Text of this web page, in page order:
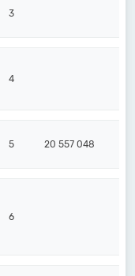
3
4
5 20 557 048
6